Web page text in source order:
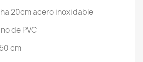
20cm acero inoxidable
de PVC
cm